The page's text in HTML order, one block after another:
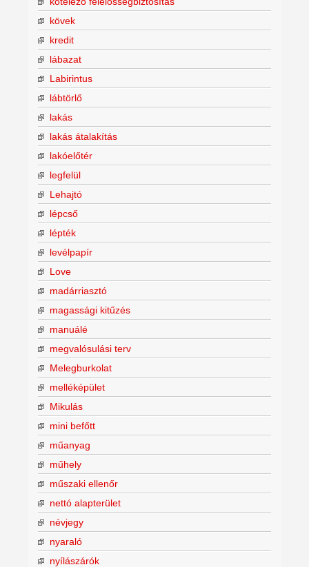
kövek
kredit
lábazat
Labirintus
lábtörlő
lakás
lakás átalakítás
lakóelőtér
legfelül
Lehajtó
lépcső
lépték
levélpapír
Love
madárriasztó
magassági kitűzés
manuálé
megvalósulási terv
Melegburkolat
melléképület
Mikulás
mini befőtt
műanyag
műhely
műszaki ellenőr
nettó alapterület
névjegy
nyaraló
nyílászárók